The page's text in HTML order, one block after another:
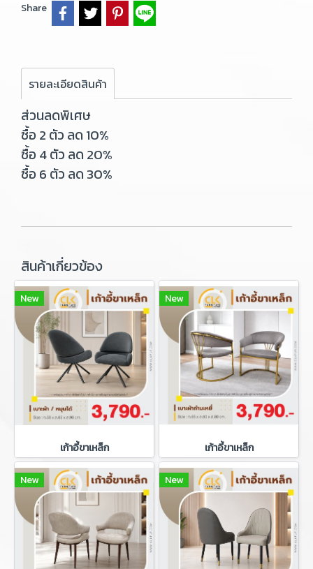
Share
รายละเอียดสินค้า
ส่วนลดพิเศษ
ซื้อ 2 ตัว ลด 10%
ซื้อ 4 ตัว ลด 20%
ซื้อ 6 ตัว ลด 30%
สินค้าเกี่ยวข้อง
New
เก้าอี้ขาเหล็ก
New
เก้าอี้ขาเหล็ก
New New